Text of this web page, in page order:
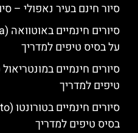
סיור חינם בעיר נאפולי –
על בסיס טיפים למדריך
טיפים למדריך
בסיס טיפים למדריך